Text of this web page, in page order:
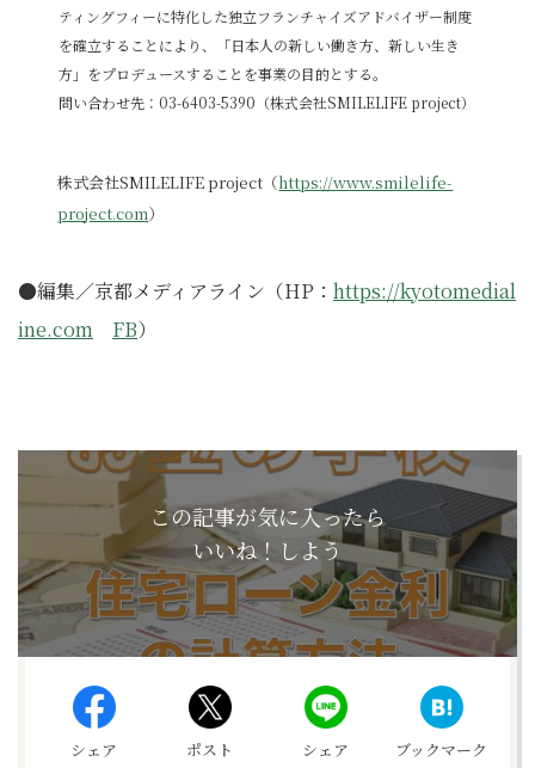
ティングフィーに特化した独立フランチャイズアドバイザー制度
を確立することにより、「日本人の新しい働き方、新しい生き
方」をプロデュースすることを事業の目的とする。
問い合わせ先：03-6403-5390（株式会社SMILELIFE project）
株式会社SMILELIFE project（https://www.smilelife-
project.com）
●編集／京都メディアライン（HP： https://kyotomedial
ine.com
FB）
この記事が気に入ったら
いいね！しよう
シェア ポスト シェア ブックマーク